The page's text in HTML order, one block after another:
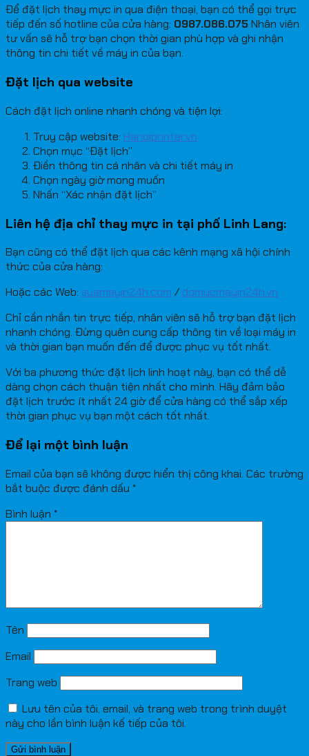
Để đặt lịch thay mực in qua điện thoại, bạn có thể gọi trực
tiếp đến số hotline của cửa hàng: 0987.086.075 Nhân viên
tư vấn sẽ hỗ trợ bạn chọn thời gian phù hợp và ghi nhận
thông tin chi tiết về máy in của bạn.
Đặt lịch qua website
Cách đặt lịch online nhanh chóng và tiện lợi:
Truy cập website: Hanoiprinter.vn
Chọn mục “Đặt lịch”
Điền thông tin cá nhân và chi tiết máy in
Chọn ngày giờ mong muốn
Nhấn “Xác nhận đặt lịch”
Liên hệ địa chỉ thay mực in tại phố Linh Lang:
Bạn cũng có thể đặt lịch qua các kênh mạng xã hội chính
thức của cửa hàng:
Hoặc các Web: suamayin24h.com /domucmayin24h.vn
Chỉ cần nhắn tin trực tiếp, nhân viên sẽ hỗ trợ bạn đặt lịch
nhanh chóng. Đừng quên cung cấp thông tin về loại máy in
và thời gian bạn muốn đến để được phục vụ tốt nhất.
Với ba phương thức đặt lịch linh hoạt này, bạn có thể dễ
dàng chọn cách thuận tiện nhất cho mình. Hãy đảm bảo
đặt lịch trước ít nhất 24 giờ để cửa hàng có thể sắp xếp
thời gian phục vụ bạn một cách tốt nhất.
Để lại một bình luận
Email của bạn sẽ không được hiển thị công khai. Các trường
bắt buộc được đánh dấu *
Bình luận *
Tên
Email
Trang web
Lưu tên của tôi, email, và trang web trong trình duyệt
này cho lần bình luận kế tiếp của tôi.